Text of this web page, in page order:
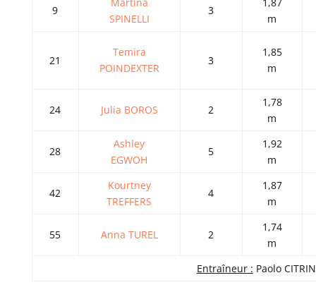
9
SPINELLI
3
m
21
Temira
POINDEXTER
3
1,85
m
24 Julia BOROS 2
1,78
m
28
Ashley
EGWOH
5
1,92
m
42
Kourtney
TREFFERS
4
1,87
m
55 Anna TUREL 2
1,74
m
Entraîneur : Paolo